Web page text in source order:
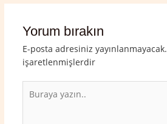
Yorum bırakın
E-posta adresiniz yayınlanmayacak.
işaretlenmişlerdir
yazın..